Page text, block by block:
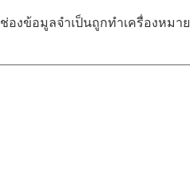
ช่องข้อมูลจำเป็นถูกทำเครื่องหมาย